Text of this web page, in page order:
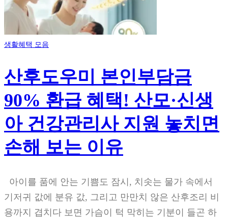
생활혜택 모음
산후도우미 본인부담금
90% 환급 혜택! 산모·신생
아 건강관리사 지원 놓치면
손해 보는 이유
아이를 품에 안는 기쁨도 잠시, 치솟는 물가 속에서
기저귀 값에 분유 값, 그리고 만만치 않은 산후조리 비
용까지 겹치다 보면 가슴이 턱 막히는 기분이 들곤 하